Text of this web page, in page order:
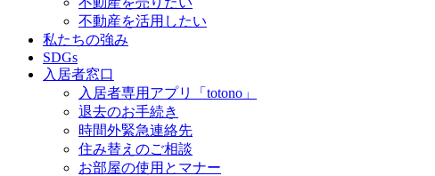
不動産を活用したい
私たちの強み
SDGs
入居者窓口
入居者専用アプリ「totono」
退去のお手続き
時間外緊急連絡先
住み替えのご相談
お部屋の使用とマナー